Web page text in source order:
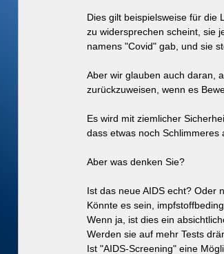
Dies gilt beispielsweise für die
zu widersprechen scheint, sie
namens "Covid" gab, und sie
Aber wir glauben auch daran,
zurückzuweisen, wenn es
Es wird mit ziemlicher
dass etwas noch Schlimmeres
Aber was denken Sie?
Ist das neue AIDS echt? Oder
Könnte es sein,
Wenn ja, ist dies ein
Werden sie auf mehr Tests
Ist "AIDS-Screening" eine